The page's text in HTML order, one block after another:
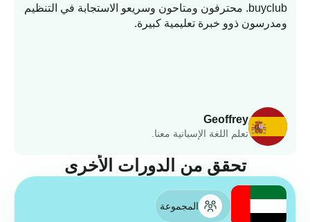
Geoffrey
تعلم اللغة الإسبانية معنا.
buyclub. محترفون ومتاحون وسريعو الاستجابة في التنظيم
ومدرسون ذوو خبرة تعليمية كبيرة.
تحقق من الدورات الأخرى
المجموعة